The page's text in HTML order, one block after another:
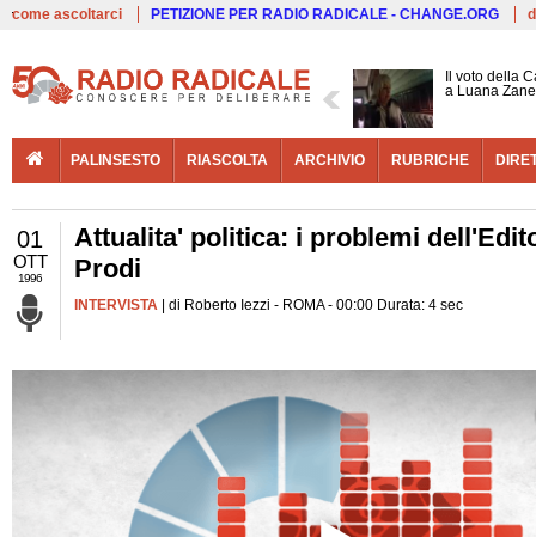
come ascoltarci PETIZIONE PER RADIO RADICALE - CHANGE.ORG
Il voto della
a Luana
PALINSESTO RIASCOLTA ARCHIVIO RUBRICHE
01
OTT
1996
Attualita' politica: i problemi
Prodi
INTERVISTA | di Roberto Iezzi - ROMA - 00:00 Durata: 4 sec